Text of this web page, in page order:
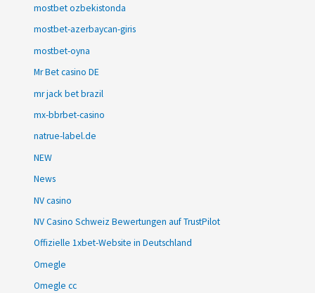
mostbet ozbekistonda
mostbet-azerbaycan-giris
mostbet-oyna
Mr Bet casino DE
mr jack bet brazil
mx-bbrbet-casino
natrue-label.de
NEW
News
NV casino
NV Casino Schweiz Bewertungen auf TrustPilot
Offizielle 1xbet-Website in Deutschland
Omegle
Omegle cc